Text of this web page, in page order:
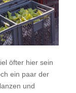
öfter hier sein
ein paar der
und